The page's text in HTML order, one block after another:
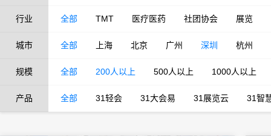
行业 全部 TMT 医疗医药 社团协会 展览
城市 全部 上海 北京 广州 深圳 杭州
规模 全部 200人以上 500人以上 1000人以上
产品 全部 31轻会 31大会易 31展览云 31智